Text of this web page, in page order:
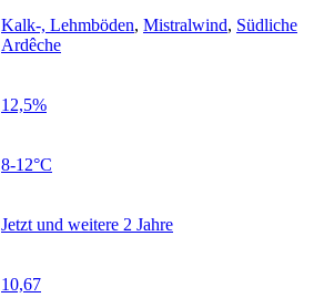
Kalk-, Lehmböden, Mistralwind, Südliche
Ardêche
12,5%
8-12°C
Jetzt und weitere 2 Jahre
10,67